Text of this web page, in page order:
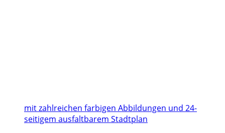
mit zahlreichen farbigen Abbildungen und 24-
seitigem ausfaltbarem Stadtplan